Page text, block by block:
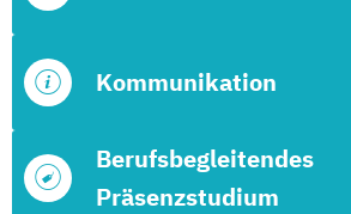
Berufsbegleitendes
Präsenzstudium
Kommunikation